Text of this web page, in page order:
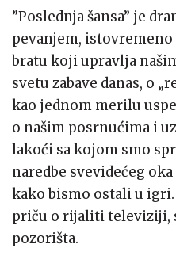
”Poslednja šansa” je
pevanjem,
bratu koji upravlja
svetu zabave danas, o
kao jednom merilu
o našim posrnućima i
lakoći sa kojom smo
naredbe svevidećeg
kako bismo ostali u igri.
priču o rijaliti televiziji,
pozorišta.